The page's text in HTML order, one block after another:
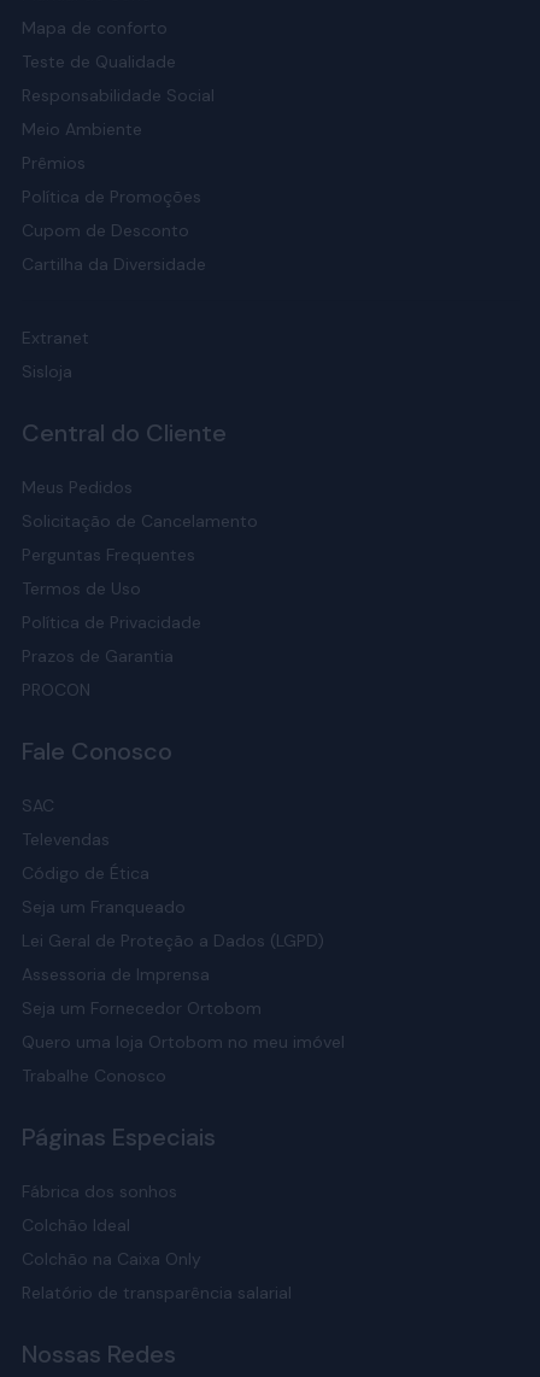
Mapa de conforto
Teste de Qualidade
Responsabilidade Social
Meio Ambiente
Prêmios
Política de Promoções
Cupom de Desconto
Cartilha da Diversidade
Extranet
Sisloja
Central do Cliente
Meus Pedidos
Solicitação de Cancelamento
Perguntas Frequentes
Termos de Uso
Política de Privacidade
Prazos de Garantia
PROCON
Fale Conosco
SAC
Televendas
Código de Ética
Seja um Franqueado
Lei Geral de Proteção a Dados (LGPD)
Assessoria de Imprensa
Seja um Fornecedor Ortobom
Quero uma loja Ortobom no meu imóvel
Trabalhe Conosco
Páginas Especiais
Fábrica dos sonhos
Colchão Ideal
Colchão na Caixa Only
Relatório de transparência salarial
Nossas Redes